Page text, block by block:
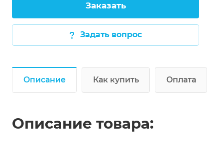
Заказать
Задать вопрос
Описание Как купить Оплата
Описание товара: